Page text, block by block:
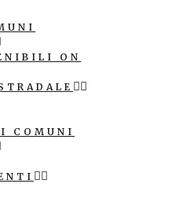
ON
COMUNI